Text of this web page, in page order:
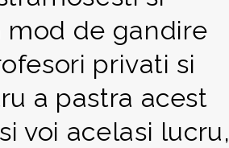
mod de gandire
privati si
a pastra acest
voi acelasi lucru,